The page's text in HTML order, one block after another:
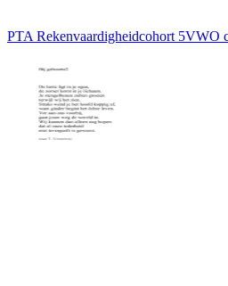
PTA Rekenvaardigheidcohort 5VWO